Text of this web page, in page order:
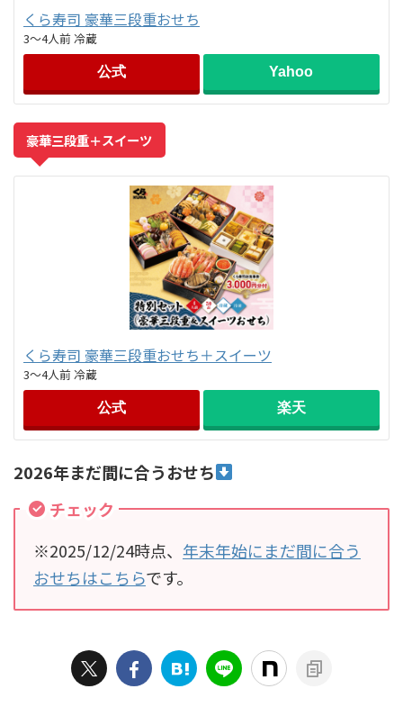
くら寿司 豪華三段重おせち
3～4人前 冷蔵
公式 Yahoo
豪華三段重＋スイーツ
くら寿司 豪華三段重おせち＋スイーツ
3～4人前 冷蔵
公式 楽天
2026年まだ間に合うおせち
チェック
※2025/12/24時点、 年末年始にまだ間に合う
おせちはこちらです。